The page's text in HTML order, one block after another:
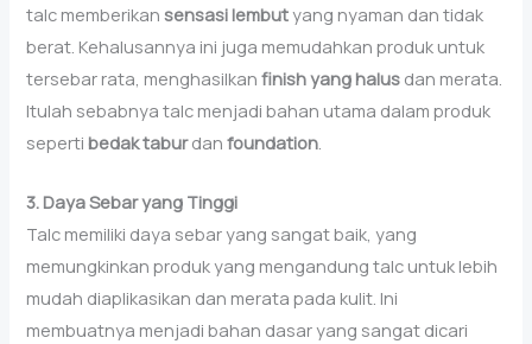
talc memberikansensasi lembutyang nyaman dan tidak
berat. Kehalusannya ini juga memudahkan produk untuk
tersebar rata, menghasilkanfinish yang halus dan merata.
Itulah sebabnya talc menjadi bahan utama dalam produk
sepertibedak taburdanfoundation.
3. Daya Sebar yang Tinggi
Talc memiliki daya sebar yang sangat baik, yang
memungkinkan produk yang mengandung talc untuk lebih
mudah diaplikasikan dan merata pada kulit. Ini
membuatnya menjadi bahan dasar yang sangat dicari